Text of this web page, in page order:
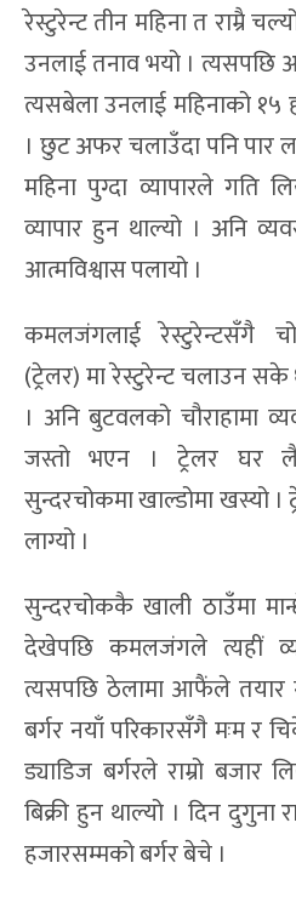
रेस्टुरेन्ट तीन महिना त राम्रै
उनलाई तनाव भयो ।
त्यसबेला उनलाई महिनाको १५
। छुट अफर चलाउँदा पनि पार
महिना पुग्दा व्यापारले गति
व्यापार हुन थाल्यो । अनि
आत्मविश्वास पलायो ।
कमलजंगलाई रेस्टुरेन्टसँगै
(ट्रेलर) मा रेस्टुरेन्ट चलाउन सके
। अनि बुटवलको चौराहामा
जस्तो भएन । ट्रेलर घर
सुन्दरचोकमा खाल्डोमा खस्यो
लाग्यो ।
सुन्दरचोककै खाली ठाउँमा
देखेपछि कमलजंगले त्यहीं
त्यसपछि ठेलामा आफैंले तयार
बर्गर नयाँ परिकारसँगै मःम र
ड्याडिज बर्गरले राम्रो बजार
बिक्री हुन थाल्यो । दिन
हजारसम्मको बर्गर बेचे ।